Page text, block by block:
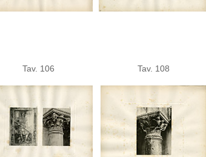
Tav. 106 Tav. 108